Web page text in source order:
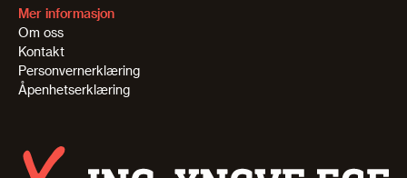
Mer informasjon
Om oss
Kontakt
Personvernerklæring
Åpenhetserklæring